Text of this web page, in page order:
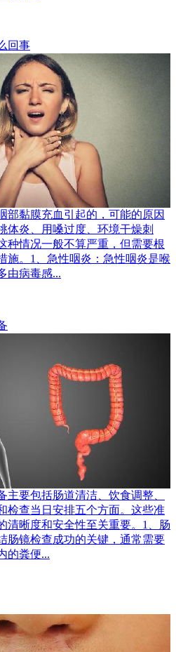
回事
部黏膜充血引起的，可能的原因
体炎、用嗓过度、环境干燥刺
种情况一般不算严重，但需要根
施。1、急性咽炎：急性咽炎是喉
由病毒感...
主要包括肠道清洁、饮食调整、
检查当日安排五个方面。这些准
清晰度和安全性至关重要。1、肠
肠镜检查成功的关键，通常需要
的粪便...